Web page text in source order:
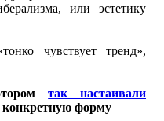
или эстетику
чувствует тренд»,
так настаивали
конкретную форму